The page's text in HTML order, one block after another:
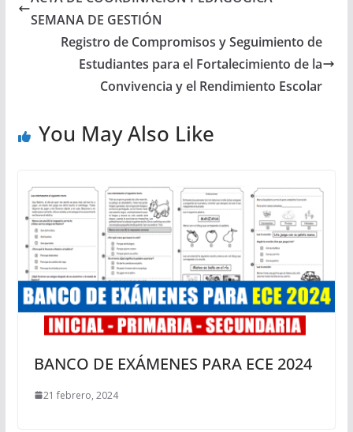
SEMANA DE GESTIÓN
Registro de Compromisos y Seguimiento de
Estudiantes para el Fortalecimiento de la
Convivencia y el Rendimiento Escolar
You May Also Like
BANCO DE EXÁMENES PARA ECE 2024
21 febrero, 2024